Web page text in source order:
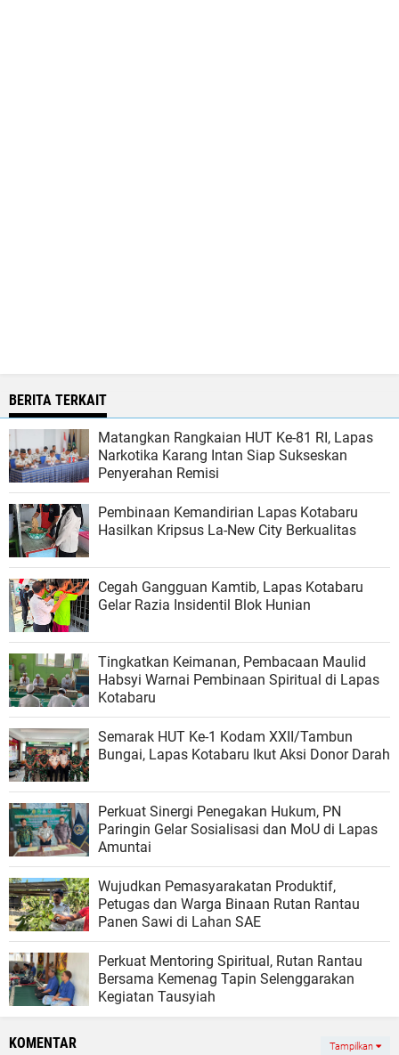
BERITA TERKAIT
Matangkan Rangkaian HUT Ke-81 RI, Lapas
Narkotika Karang Intan Siap Sukseskan
Penyerahan Remisi
Pembinaan Kemandirian Lapas Kotabaru
Hasilkan Kripsus La-New City Berkualitas
Cegah Gangguan Kamtib, Lapas Kotabaru
Gelar Razia Insidentil Blok Hunian
Tingkatkan Keimanan, Pembacaan Maulid
Habsyi Warnai Pembinaan Spiritual di Lapas
Kotabaru
Semarak HUT Ke-1 Kodam XXII/Tambun
Bungai, Lapas Kotabaru Ikut Aksi Donor Darah
Perkuat Sinergi Penegakan Hukum, PN
Paringin Gelar Sosialisasi dan MoU di Lapas
Amuntai
Wujudkan Pemasyarakatan Produktif,
Petugas dan Warga Binaan Rutan Rantau
Panen Sawi di Lahan SAE
Perkuat Mentoring Spiritual, Rutan Rantau
Bersama Kemenag Tapin Selenggarakan
Kegiatan Tausyiah
KOMENTAR Tampilkan